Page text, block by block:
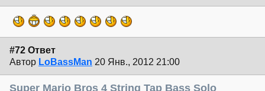
#72 Ответ
Автор LoBassMan 20 Янв., 2012 21:00
Super Mario Bros 4 String Tap Bass Solo